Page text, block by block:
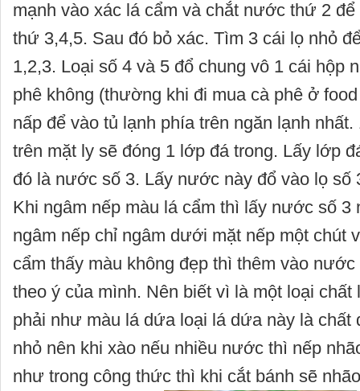
mạnh vào xác lá cẩm và chắt nước thứ 2
thứ 3,4,5. Sau đó bỏ xác. Tìm 3 cái lọ nhỏ
1,2,3. Loại số 4 và 5 đổ chung vô 1 cái hộp
phê không (thường khi đi mua cà phê ở
nấp để vào tủ lạnh phía trên ngăn lạnh
trên mặt ly sẽ đóng 1 lớp đá trong. Lấy lớp
đó là nước số 3. Lấy nước này đổ vào lọ số
Khi ngâm nếp màu lá cẩm thì lấy nước số 3
ngâm nếp chỉ ngâm dưới mặt nếp một chút
cẩm thấy màu không đẹp thì thêm vào
theo ý của mình. Nên biết vì là một loại chất
phải như màu lá dứa loại lá dứa này là chất
nhỏ nên khi xào nếu nhiều nước thì nếp
như trong công thức thì khi cắt bánh sẽ